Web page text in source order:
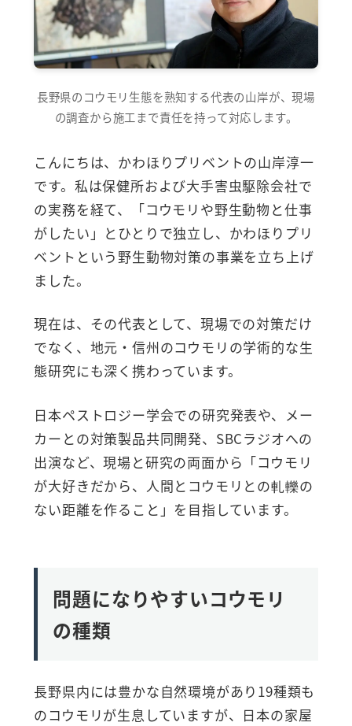
長野県のコウモリ生態を熟知する代表の山岸が、現場
の調査から施工まで責任を持って対応します。
こんにちは、かわほりプリベントの山岸淳一
です。私は保健所および大手害虫駆除会社で
の実務を経て、「コウモリや野生動物と仕事
がしたい」とひとりで独立し、かわほりプリ
ベントという野生動物対策の事業を立ち上げ
ました。
現在は、その代表として、現場での対策だけ
でなく、地元・信州のコウモリの学術的な生
態研究にも深く携わっています。
日本ペストロジー学会での研究発表や、メー
カーとの対策製品共同開発、SBCラジオへの
出演など、現場と研究の両面から「コウモリ
が大好きだから、人間とコウモリとの軋轢の
ない距離を作ること」を目指しています。
問題になりやすいコウモリ
の種類
長野県内には豊かな自然環境があり19種類も
のコウモリが生息していますが、日本の家屋